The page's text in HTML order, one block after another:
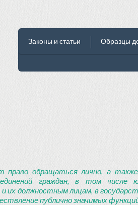
Законы и статьи Образцы
право обращаться лично, а
граждан, в том числе
и их должностным лицам, в
публично значимых